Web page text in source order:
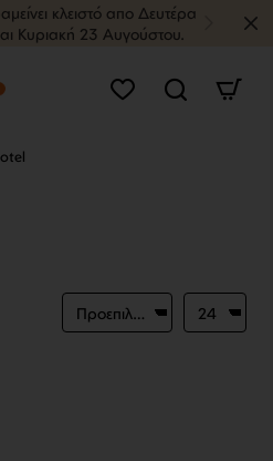
κλειστό απο Δευτέρα
Κυριακή 23 Αυγούστου.